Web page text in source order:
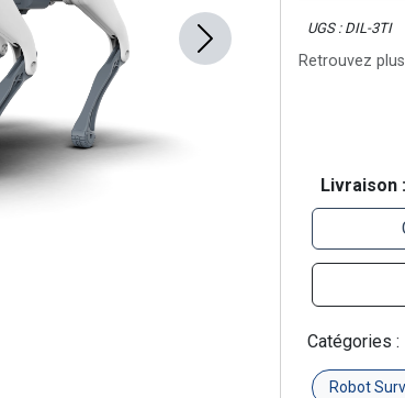
Next
UGS : DIL-3TI
Retrouvez
Livraison
Catégories :
Robot